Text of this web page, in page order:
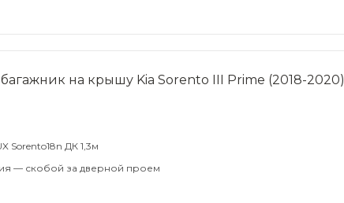
на крышу Kia Sorento III Prime (2018-2020)
Sorento18n ДК 1,3м
— скобой за дверной проем